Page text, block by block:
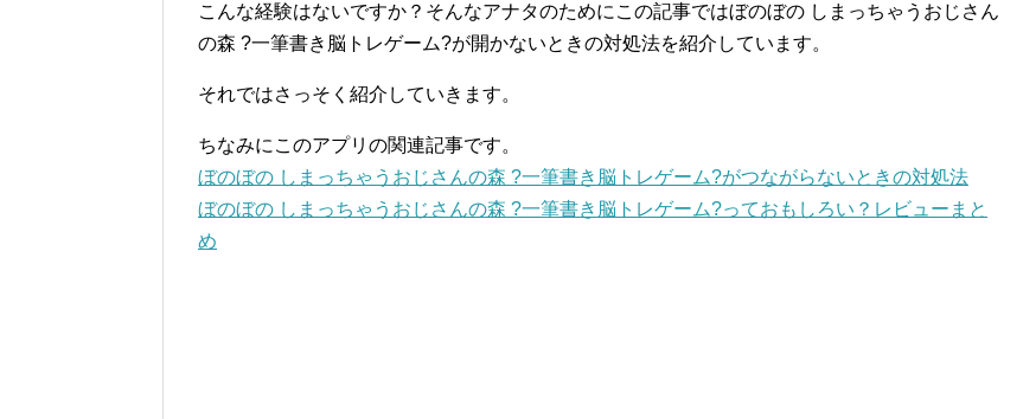
こんな経験はないですか？そんなアナタのためにこの記事ではぼのぼの しまっちゃうおじさん
の森 ?一筆書き脳トレゲーム?が開かないときの対処法を紹介しています。
それではさっそく紹介していきます。
ちなみにこのアプリの関連記事です。
ぼのぼの しまっちゃうおじさんの森 ?一筆書き脳トレゲーム?がつながらないときの対処法
ぼのぼの しまっちゃうおじさんの森 ?一筆書き脳トレゲーム?っておもしろい？レビューまと
め